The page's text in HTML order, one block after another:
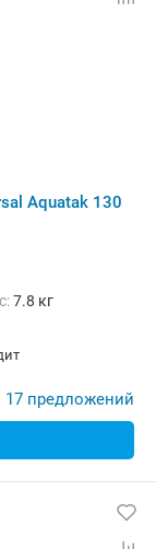
Aquatak 130
7.8 кг
17 предложений